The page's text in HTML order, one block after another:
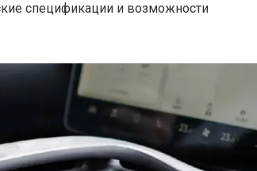
спецификации и возможности